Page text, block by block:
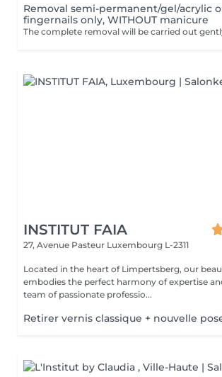
Removal semi-permanent/gel/acrylic
fingernails only, WITHOUT manicure
INSTITUT FAIA
27, Avenue Pasteur Luxembourg L-2311
Located in the heart of Limpertsberg, our
embodies the perfect harmony of expertise and
team of passionate professio...
Retirer vernis classique + nouvelle